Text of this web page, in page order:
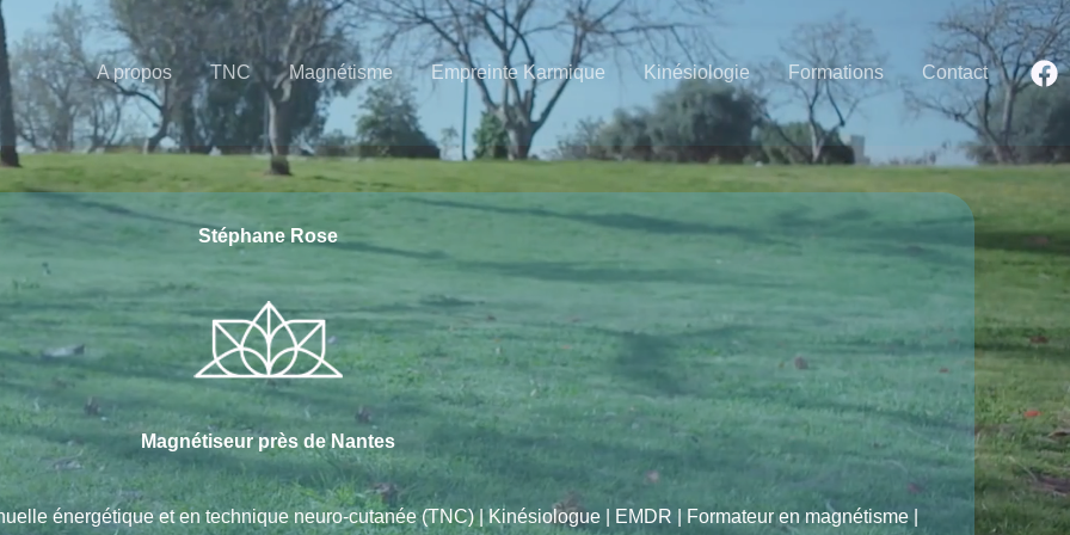
A propos TNC Magnétisme Empreinte Karmique Kinésiologie Formations Contact
Stéphane Rose
Magnétiseur près de Nantes
énergétique et en technique neuro-cutanée (TNC) | Kinésiologue | EMDR | Formateur en magnétisme |